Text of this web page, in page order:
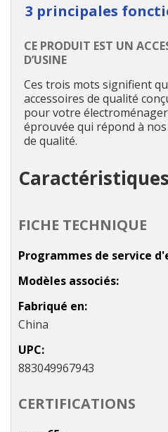
3 principales
CE PRODUIT EST UN
D’USINE
Ces trois mots signifient
accessoires de qualité
pour votre
éprouvée qui répond à
de qualité.
Caractéristiques
FICHE TECHNIQUE
Programmes de service
Modèles associés
Fabriqué en
China
UPC
883049967943
CERTIFICATIONS